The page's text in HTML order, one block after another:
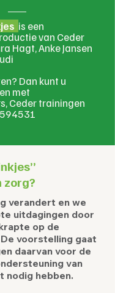
is een
van Ceder
Hagt, Anke Jansen
Dan kunt u
met
Ceder trainingen
zorg?
verandert en we
uitdagingen door
op de
voorstelling gaat
daarvan voor de
van
nodig hebben.